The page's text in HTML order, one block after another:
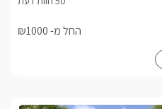
החל מ- ₪1000